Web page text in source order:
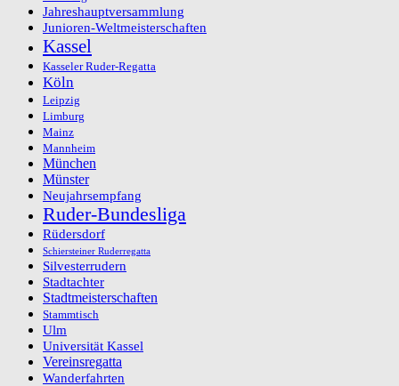
Jahreshauptversammlung
Junioren-Weltmeisterschaften
Kassel
Kasseler Ruder-Regatta
Köln
Leipzig
Limburg
Mainz
Mannheim
München
Münster
Neujahrsempfang
Ruder-Bundesliga
Rüdersdorf
Schiersteiner Ruderregatta
Silvesterrudern
Stadtachter
Stadtmeisterschaften
Stammtisch
Ulm
Universität Kassel
Vereinsregatta
Wanderfahrten